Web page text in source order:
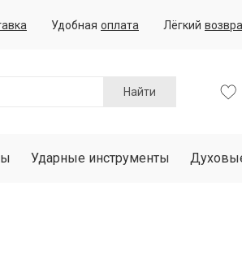
Удобная оплата Лёгкий
Найти
Ударные инструменты